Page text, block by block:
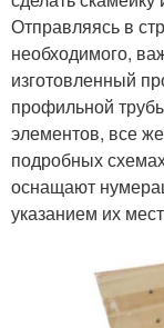
Отправляясь в
необходимого,
изготовленный
профильной
элементов, все
подробных
оснащают
указанием их